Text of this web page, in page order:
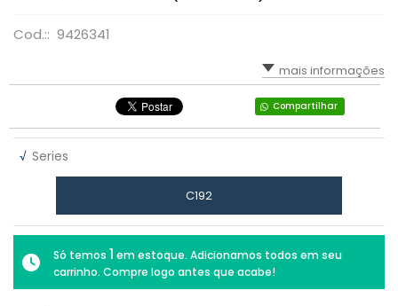
Cod.:: 9426341
mais informações
Compartilhar
√ Series
C192
Só temos 1 em estoque. Adicionamos todos em seu
carrinho. Compre logo antes que acabe!